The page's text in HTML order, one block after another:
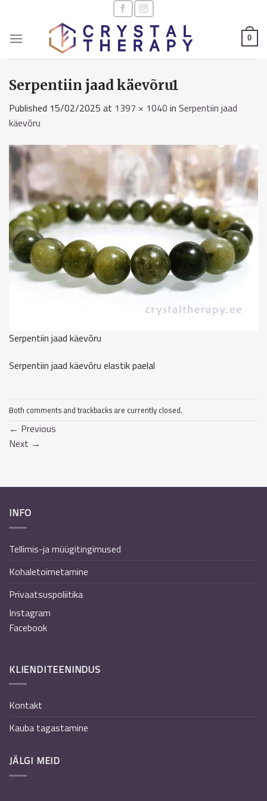
content
0
Serpentiin jaad käevõru1
Published 15/02/2025 at 1397 × 1040 in Serpentiin jaad
käevõru
Serpentiin jaad käevõru
Serpentiin jaad käevõru elastik paelal
Both comments and trackbacks are currently closed.
← Previous
Next →
INFO
Tellimis-ja müügitingimused
Kohaletoimetamine
Privaatsuspoliitika
Instagram
Facebook
KLIENDITEENINDUS
Kontakt
Kauba tagastamine
JÄLGI MEID